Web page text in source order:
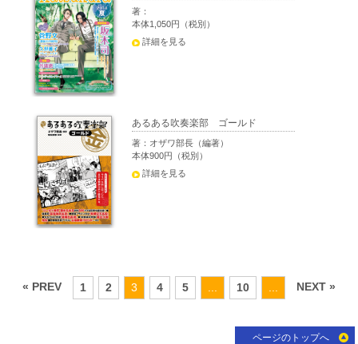
著：
本体1,050円（税別）
詳細を見る
あるある吹奏楽部 ゴールド
著：オザワ部長（編著）
本体900円（税別）
詳細を見る
« PREV 1 2 3 4 5 10 NEXT »
ページのトップへ